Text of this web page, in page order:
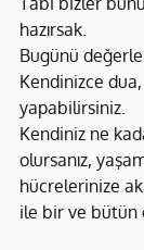
hazırsak.
Bugünü
Kendinizce
yapabilirsiniz.
Kendiniz ne
olursanız,
hücrelerinize
ile bir ve bütün